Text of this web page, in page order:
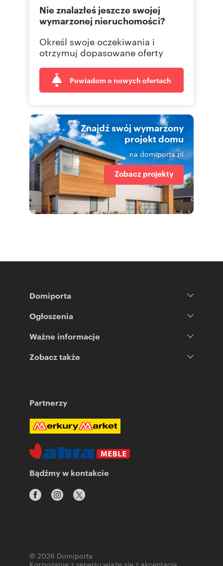
22 750 Pokaż telefon
Nie znalazłeś jeszcze swojej
wymarzonej nieruchomości?
Określ swoje oczekiwania i
otrzymuj dopasowane oferty
Powiadom o nowych ofertach
Znajdź swój wymarzony
projekt domu
na domiporta.pl
Zobacz projekty
Domiporta
Ogłoszenia
Ważne informacje
Zobacz także
Partnerzy
Bądźmy w kontakcie
© 2026 Domiporta